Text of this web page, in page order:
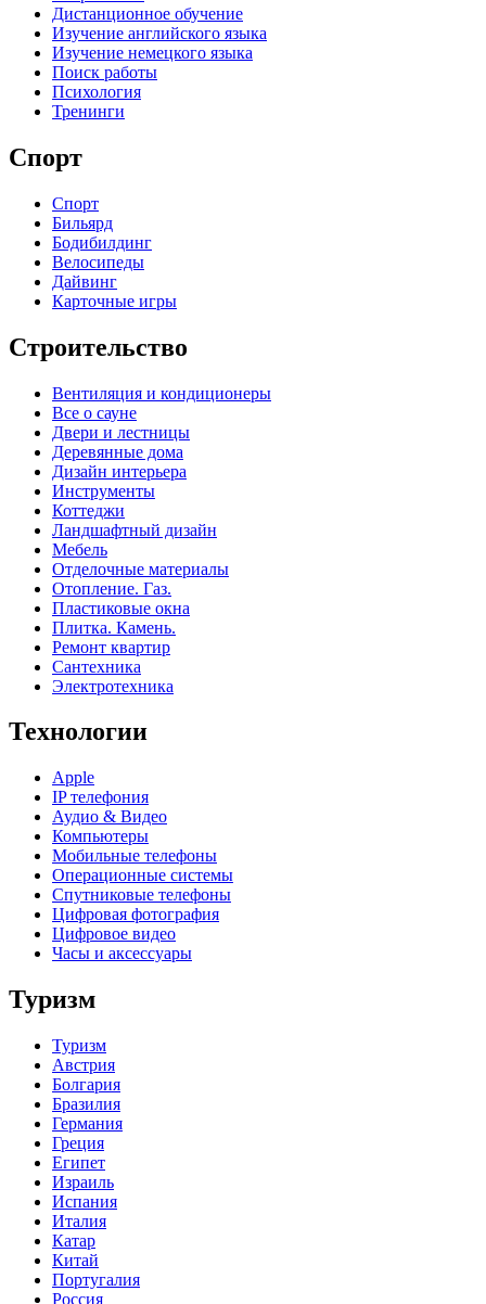
Дистанционное обучение
Изучение английского языка
Изучение немецкого языка
Поиск работы
Психология
Тренинги
Спорт
Спорт
Бильярд
Бодибилдинг
Велосипеды
Дайвинг
Карточные игры
Строительство
Вентиляция и кондиционеры
Все о сауне
Двери и лестницы
Деревянные дома
Дизайн интерьера
Инструменты
Коттеджи
Ландшафтный дизайн
Мебель
Отделочные материалы
Отопление. Газ.
Пластиковые окна
Плитка. Камень.
Ремонт квартир
Сантехника
Электротехника
Технологии
Apple
IP телефония
Аудио & Видео
Компьютеры
Мобильные телефоны
Операционные системы
Спутниковые телефоны
Цифровая фотография
Цифровое видео
Часы и аксессуары
Туризм
Туризм
Австрия
Болгария
Бразилия
Германия
Греция
Египет
Израиль
Испания
Италия
Катар
Китай
Португалия
Россия